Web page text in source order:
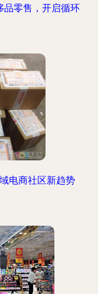
品零售，开启循环
电商社区新趋势